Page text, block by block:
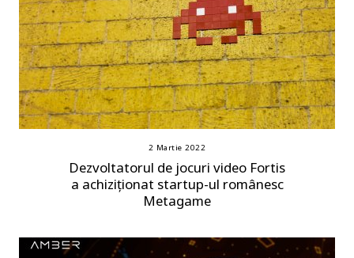
2 Martie 2022
Dezvoltatorul de jocuri video Fortis
a achiziționat startup-ul românesc
Metagame